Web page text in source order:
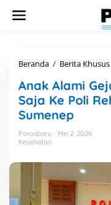
Beranda / Berita Khusus
Anak Alami
Saja Ke Poli
Sumenep
Porosbaru
Mei 2, 2026
Kesehatan